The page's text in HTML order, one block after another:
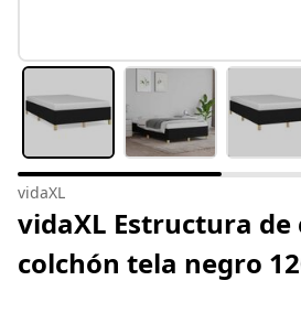
vidaXL
vidaXL Estructura de
colchón tela negro